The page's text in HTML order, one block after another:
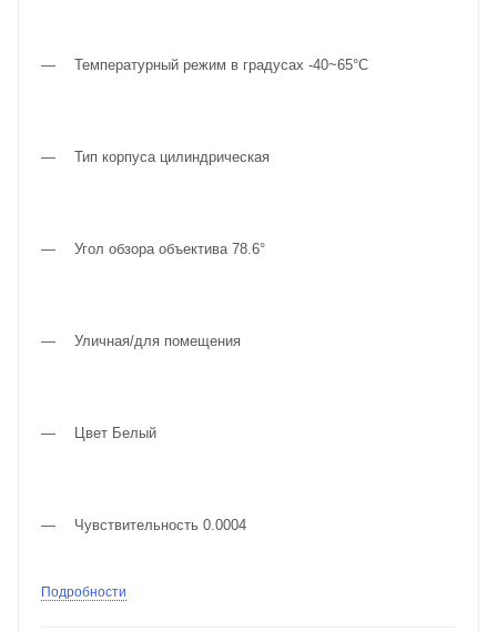
Температурный режим в градусах -40~65°C
Тип корпуса цилиндрическая
Угол обзора объектива 78.6°
Уличная/для помещения
Цвет Белый
Чувствительность 0.0004
Подробности